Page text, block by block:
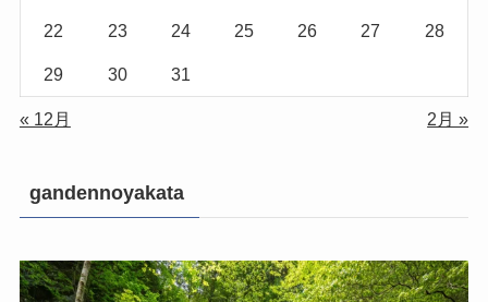
22 23 24 25 26 27 28
29 30 31
« 12月 2月 »
gandennoyakata